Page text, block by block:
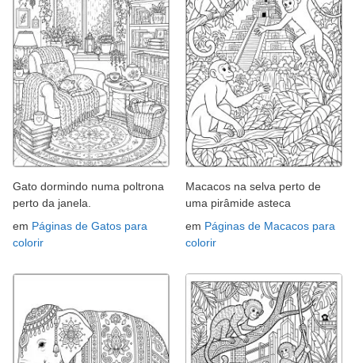
Gato dormindo numa poltrona
perto da janela.
em Páginas de Gatos para
colorir
Macacos na selva perto de
uma pirâmide asteca
em Páginas de Macacos para
colorir